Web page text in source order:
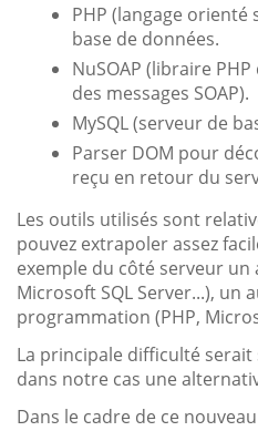
PHP (langage
base de données.
NuSOAP (libraire
des messages SOAP).
MySQL (serveur de
Parser DOM pour
reçu en retour du
Les outils utilisés sont
pouvez extrapoler assez
exemple du côté serveur un
Microsoft SQL Server...), un
programmation (PHP,
La principale difficulté
dans notre cas une
Dans le cadre de ce